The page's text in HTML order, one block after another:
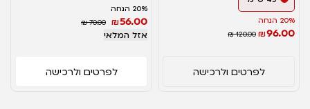
20% הנחה
₪96.00
₪ 120.00
לפרטים ולרכישה
20% הנחה
₪56.00
₪ 70.00
אזל המלאי
לפרטים ולרכישה